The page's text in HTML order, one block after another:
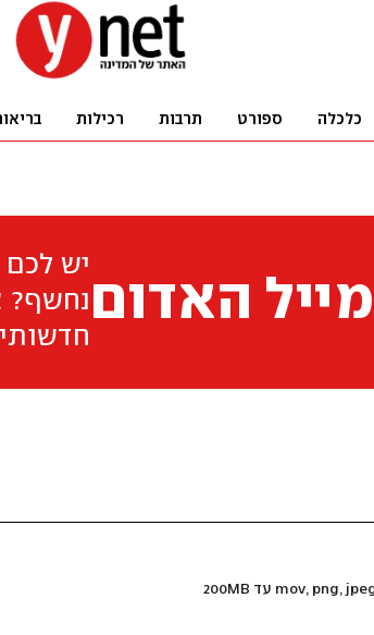
כלכלה ספורט תרבות רכילות
האדום
יש
נחשף?